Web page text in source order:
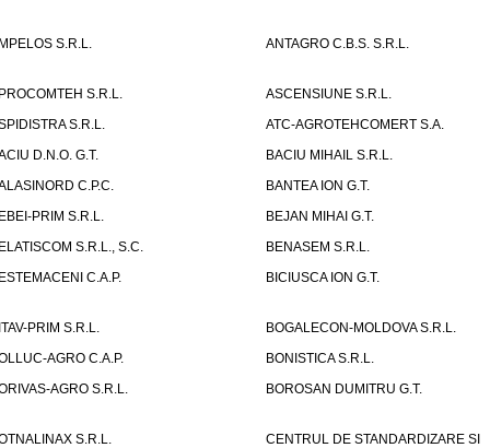
S.R.L. ANTAGRO C.B.S. S.R.L.
S.R.L.
ASCENSIUNE S.R.L.
S.R.L.
ATC-AGROTEHCOMERT S.A.
D.N.O. G.T.
BACIU MIHAIL S.R.L.
C.P.C.
BANTEA ION G.T.
PRIM S.R.L.
BEJAN MIHAI G.T.
S.R.L., S.C.
BENASEM S.R.L.
C.A.P.
BICIUSCA ION G.T.
PRIM S.R.L.
BOGALECON-MOLDOVA S.R.L.
AGRO C.A.P.
BONISTICA S.R.L.
AGRO S.R.L.
BOROSAN DUMITRU G.T.
S.R.L.
CENTRUL DE STANDARDIZARE SI